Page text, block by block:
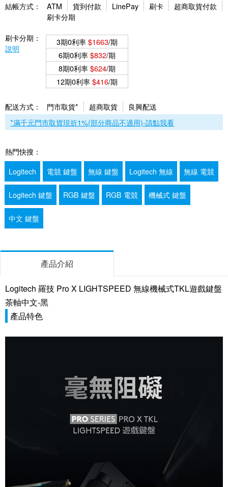
結帳方式： ATM 貨到付款 LinePay 刷卡
超商取貨付款
刷卡分期
刷卡分期：
說明
3期0利率$1663/期
6期0利率$832/期
8期0利率$624/期
12期0利率$416/期
配送方式： 門市取貨* 超商取貨
良興配送
*滿千元門市取貨現折1%(部分商品不適用)-請點我看
熱門快搜：
Logitech
電競 鍵盤 無線 鍵盤 Logitech 無線 無線 電競
Logitech 鍵盤 RGB 鍵盤 RGB 電競 機械式 鍵盤
中文 鍵盤
產品介紹
Logitech 羅技 Pro X LIGHTSPEED 無線機械式TKL遊戲鍵盤
茶軸中文-黑
產品特色